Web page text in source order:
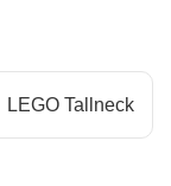
LEGO Tallneck